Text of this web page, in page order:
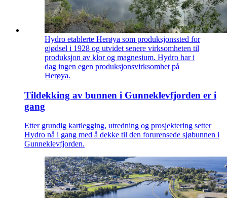
Hydro etablerte Herøya som produksjonssted for
gjødsel i 1928 og utvidet senere virksomheten til
produksjon av klor og magnesium. Hydro har i
dag ingen egen produksjonsvirksomhet på
Herøya.
Tildekking av bunnen i Gunneklevfjorden er i
gang
Etter grundig kartlegging, utredning og prosjektering setter
Hydro nå i gang med å dekke til den forurensede sjøbunnen i
Gunneklevfjorden.